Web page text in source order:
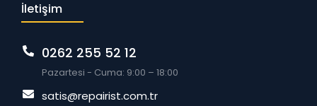
İletişim
0262 255 52 12
Pazartesi - Cuma: 9:00 – 18:00
satis@repairist.com.tr